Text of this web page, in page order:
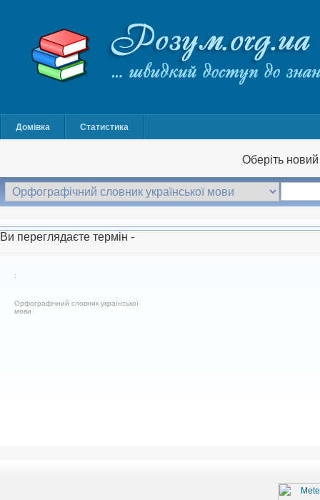
Домівка Статистика
Оберіть
Ви переглядаєте термін -
:
Орфографічний словник української
мови